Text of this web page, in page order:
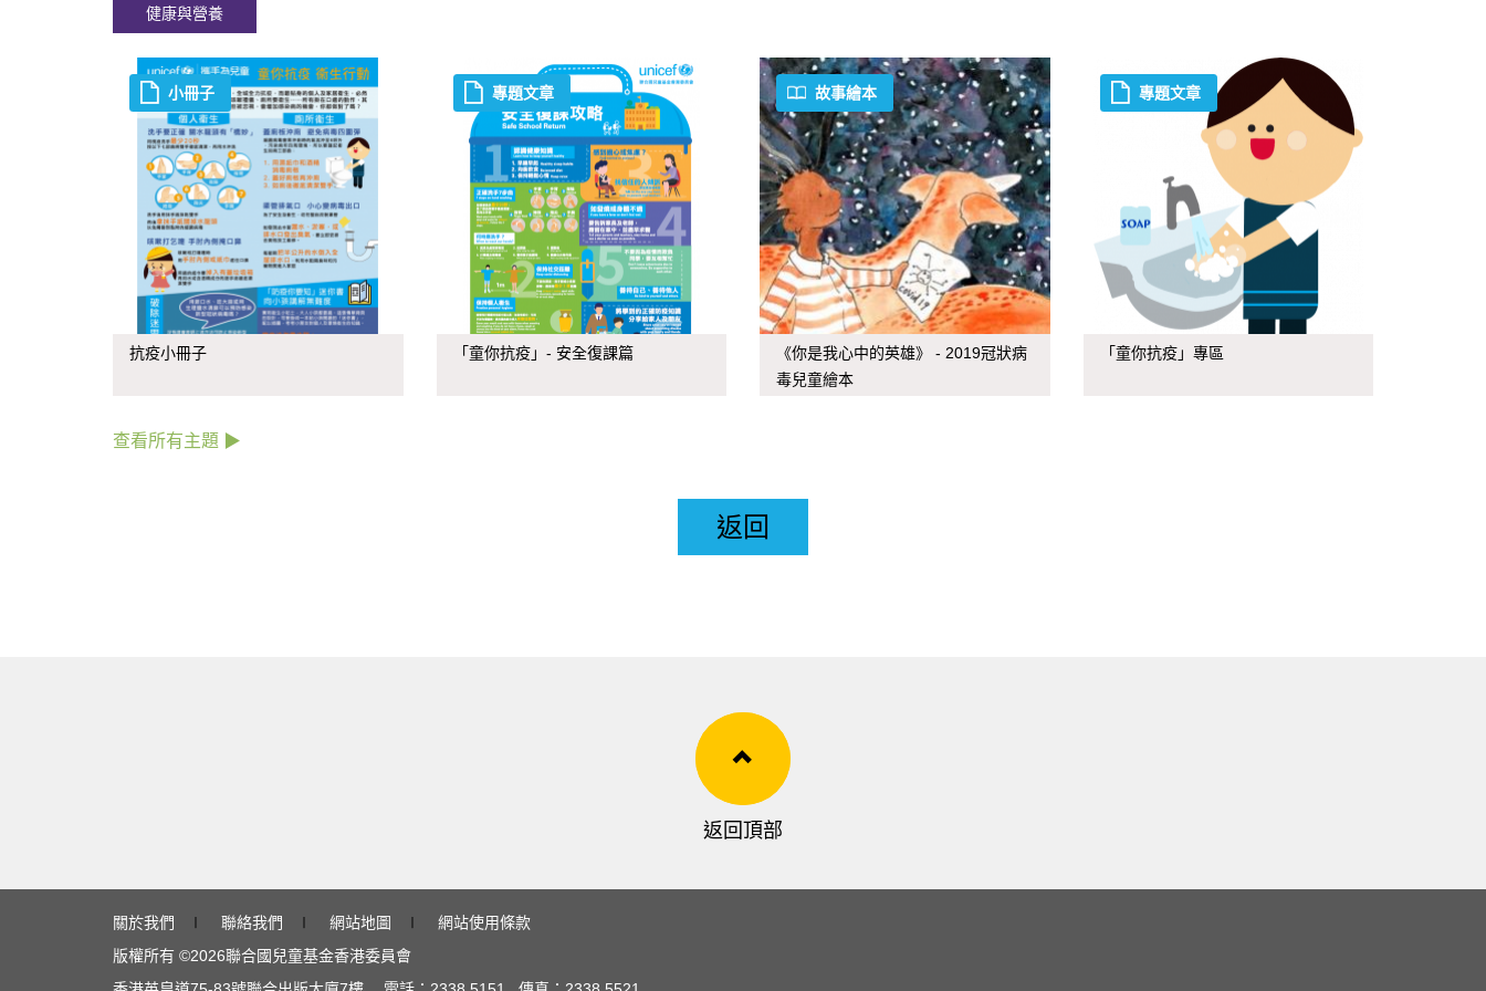
健康與營養
小冊子
抗疫小冊子
專題文章
「童你抗疫」- 安全復課篇
故事繪本
《你是我心中的英雄》 - 2019冠狀病
毒兒童繪本
專題文章
「童你抗疫」專區
查看所有主題 ▶
返回
返回頂部
關於我們 ∣ 聯絡我們 ∣ 網站地圖 ∣
網站使用條款
版權所有 ©2026聯合國兒童基金香港委員會